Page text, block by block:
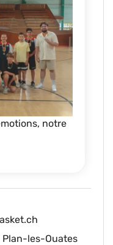
notre
Plan-les-Ouates